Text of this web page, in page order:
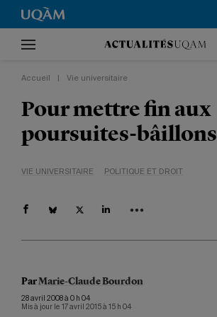
Accueil Vie universitaire
Pour mettre fin aux
poursuites-bâillons
VIE UNIVERSITAIRE POLITIQUE ET DROIT
ParMarie-Claude Bourdon
28 avril 2008 à 0 h 04
Mis à jour le 17 avril 2015 à 15 h 04